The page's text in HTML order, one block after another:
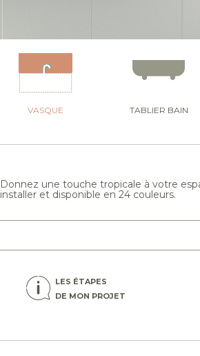
VASQUE TABLIER BAIN
Donnez une touche tropicale à votre
installer et disponible en 24 couleurs.
LES ÉTAPES
DE MON PROJET